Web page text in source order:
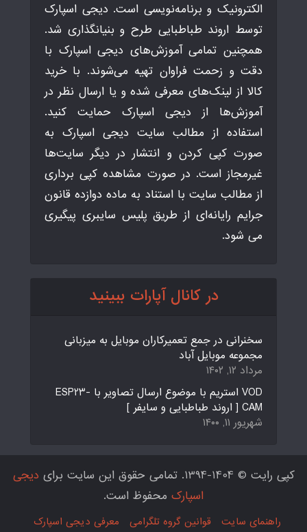
الکترونیک و برنامه‌نویسی است. دیجی اسپارک
توسط اروند طباطبایی طرح و بنیانگذاری شد.
همچنین تمامی آموزش‌های دیجی اسپارک با
دقت و زحمت فراوان تهیه می‌شوند. با خرید
کالا از لینک‌های معرفی شده و یا ارسال نظر در
آموزش‌ها از دیجی اسپارک حمایت کنید.
استفاده از مطالب سایت دیجی اسپارک به
صورت کپی کردن و انتشار در دیگر سایت‌ها
غیرمجاز است. در صورت مشاهده کپی برداری
از مطالب سایت با استناد به ماده دوازده قانون
جرایم رایانه‌ای از طریق پلیس سایبری پیگیری
می شود.
در کانال آپارات ببینید
سخنرانی در جمع تعمیرکاران موبایل به میزبانی
مجموعه موبایل آباد
مرداد ۱۲, ۱۴۰۲
VOD استریم با موضوع ارسال تصاویر با ESP23-
CAM [ اروند طباطبایی و سایفر ]
شهریور ۱۱, ۱۴۰۰
کپی رایت © 1404-1394. تمامی حقوق این سایت برای
دیجی
اسپارک محفوظ است.
راهنمای سایت قوانین گروه تلگرامی
معرفی دیجی اسپارک